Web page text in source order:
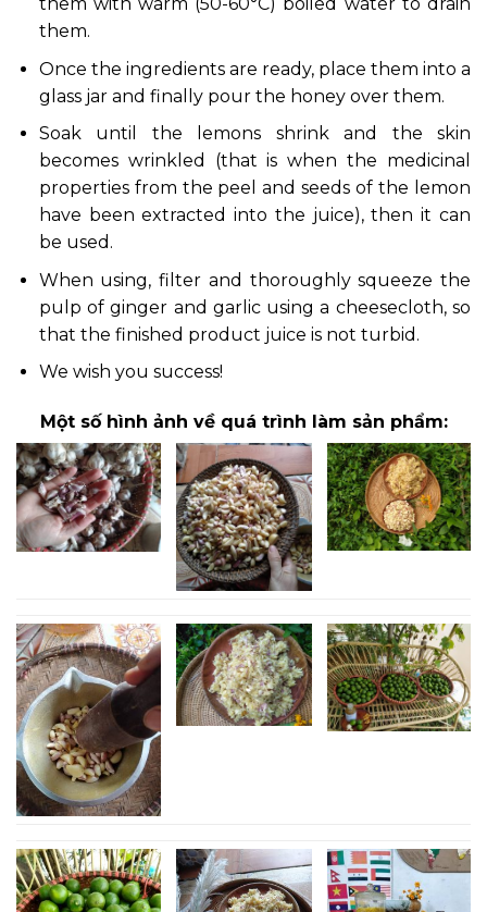
them.
Once the ingredients are ready, place them into a
glass jar and finally pour the honey over them.
Soak until the lemons shrink and the skin
becomes wrinkled (that is when the medicinal
properties from the peel and seeds of the lemon
have been extracted into the juice), then it can
be used.
When using, filter and thoroughly squeeze the
pulp of ginger and garlic using a cheesecloth, so
that the finished product juice is not turbid.
We wish you success!
Một số hình ảnh về quá trình làm sản phẩm: